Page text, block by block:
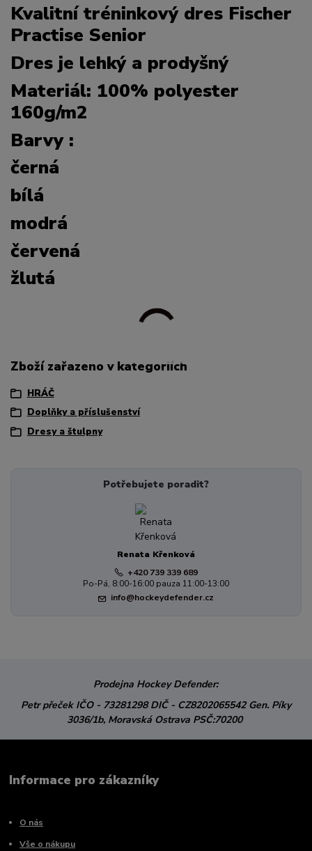
Kvalitní tréninkový dres Fischer
Practise Senior
Dres je lehký a prodyšný
Materiál: 100% polyester
160g/m2
Barvy :
černá
bílá
modrá
červená
žlutá
Zboží zařazeno v kategoriích
HRÁČ
Doplňky a příslušenství
Dresy a štulpny
Potřebujete poradit?
Renata Křenková
+420 739 339 689
Po-Pá, 8:00-16:00 pauza 11:00-13:00
info@hockeydefender.cz
Prodejna Hockey Defender:
Petr přeček IČO - 73281298DIČ - CZ8202065542 Gen. Píky
3036/1b, Moravská Ostrava PSČ:70200
Informace pro zákazníky
O nás
Vše o nákupu